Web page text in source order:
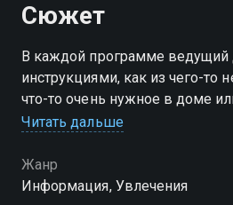
Сюжет
В каждой программе ведущий
инструкциями, как из чего-то
что-то очень нужное в доме
участке. В выпуске могут
хитростями
Читать дальше
Жанр
Информация, Увлечения